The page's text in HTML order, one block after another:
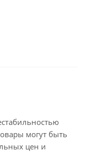
могут быть
цен и